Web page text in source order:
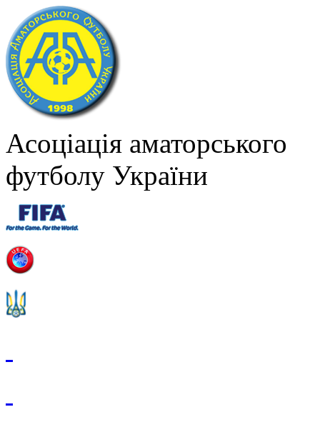
Асоціація аматорського
футболу України